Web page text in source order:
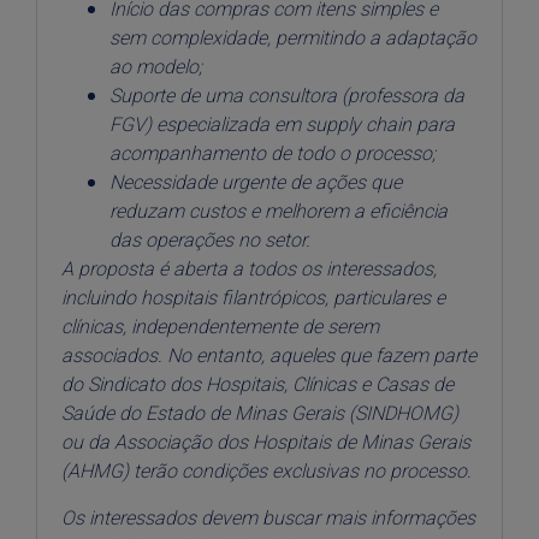
Início das compras com itens simples e
sem complexidade, permitindo a adaptação
ao modelo;
Suporte de uma consultora (professora da
FGV) especializada emsupplychain para
acompanhamento de todo o processo;
Necessidade urgente de ações que
reduzam custos e melhorem a eficiência
das operações no setor.
A proposta é aberta a todos os interessados,
incluindo hospitais filantrópicos, particulares e
clínicas, independentemente de serem
associados. No entanto, aqueles que fazem parte
do Sindicato dos Hospitais, Clínicas e Casas de
Saúde do Estado de Minas Gerais (SINDHOMG)
ou da Associação dos Hospitais de Minas Gerais
(AHMG) terão condições exclusivas no processo.
Os interessados devem buscar mais informações